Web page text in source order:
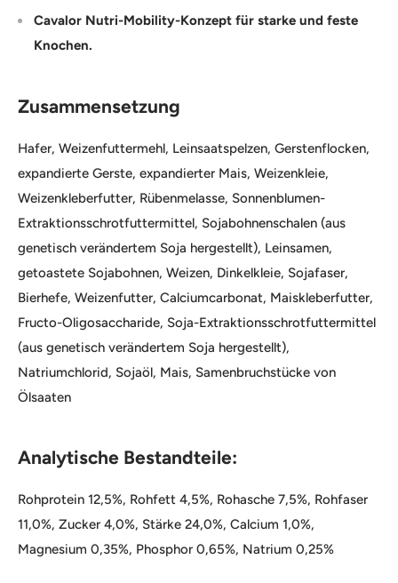
Cavalor Nutri-Mobility-Konzept für starke und feste
Knochen.
Zusammensetzung
Hafer, Weizenfuttermehl, Leinsaatspelzen, Gerstenflocken,
expandierte Gerste, expandierter Mais, Weizenkleie,
Weizenkleberfutter, Rübenmelasse, Sonnenblumen-
Extraktionsschrotfuttermittel, Sojabohnenschalen (aus
genetisch verändertem Soja hergestellt), Leinsamen,
getoastete Sojabohnen, Weizen, Dinkelkleie, Sojafaser,
Bierhefe, Weizenfutter, Calciumcarbonat, Maiskleberfutter,
Fructo-Oligosaccharide, Soja-Extraktionsschrotfuttermittel
(aus genetisch verändertem Soja hergestellt),
Natriumchlorid, Sojaöl, Mais, Samenbruchstücke von
Ölsaaten
Analytische Bestandteile:
Rohprotein 12,5%, Rohfett 4,5%, Rohasche 7,5%, Rohfaser
11,0%, Zucker 4,0%, Stärke 24,0%, Calcium 1,0%,
Magnesium 0,35%, Phosphor 0,65%, Natrium 0,25%